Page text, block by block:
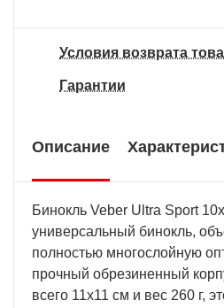
Условия возврата
Гарантии
Описание
Бинокль Veber Ultra Sport
универсальный бинокль,
полностью многослойную
прочный обрезиненный
всего 11х11 см и вес 260 г,